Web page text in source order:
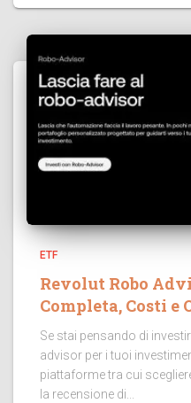
ETF
Revolut Robo
Completa, Costi e
Se stai pensando di
advisor per i tuoi
piattaforme tra cui
la recensione di...